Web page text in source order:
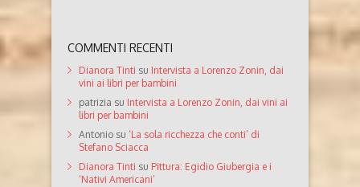
COMMENTI RECENTI
Dianora Tinti su Intervista a Lorenzo Zonin, dai
vini ai libri per bambini
patrizia su Intervista a Lorenzo Zonin, dai vini ai
libri per bambini
Antonio su ‘La sola ricchezza che conti’ di
Stefano Sciacca
Dianora Tinti su Pittura: Egidio Giubergia e i
‘Nativi Americani’